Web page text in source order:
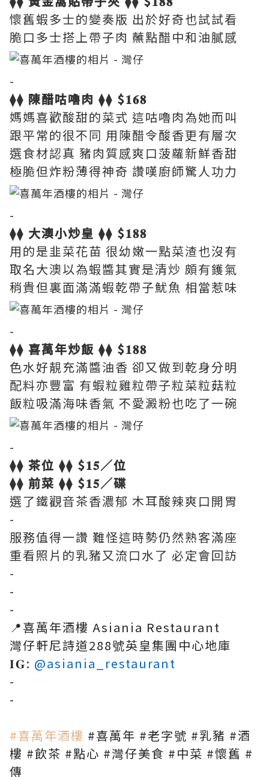
懷舊蝦多士的變奏版 出於好奇也試試看
脆口多士搭上帶子肉 蘸點醋中和油膩感
-
⧫⧫ 陳醋咕嚕肉 ⧫⧫ $𝟏𝟔𝟖
媽媽喜歡酸甜的菜式 這咕嚕肉為她而叫
跟平常的很不同 用陳醋令酸香更有層次
選食材認真 豬肉質感爽口菠蘿新鮮香甜
極脆但炸粉薄得神奇 讚嘆廚師驚人功力
-
⧫⧫ 大澳小炒皇 ⧫⧫ $𝟏𝟖𝟖
用的是韭菜花苗 很幼嫩一點菜渣也沒有
取名大澳以為蝦醬其實是清炒 頗有鑊氣
稍貴但裏面滿滿蝦乾帶子魷魚 相當惹味
-
⧫⧫ 喜萬年炒飯 ⧫⧫ $𝟏𝟖𝟖
色水好靚充滿醬油香 卻又做到乾身分明
配料亦豐富 有蝦粒雞粒帶子粒菜粒菇粒
飯粒吸滿海味香氣 不愛澱粉也吃了一碗
-
⧫⧫ 茶位 ⧫⧫ $𝟏𝟓／位
⧫⧫ 前菜 ⧫⧫ $𝟏𝟓／碟
選了鐵觀音茶香濃郁 木耳酸辣爽口開胃
-
服務值得一讚 難怪這時勢仍然熟客滿座
重看照片的乳豬又流口水了 必定會回訪
-
-
-
📍喜萬年酒樓 Asiania Restaurant
灣仔軒尼詩道288號英皇集團中心地庫
𝐈𝐆: @asiania_restaurant
-
-
#喜萬年酒樓 #喜萬年 #老字號 #乳豬 #酒
樓 #飲茶 #點心 #灣仔美食 #中菜 #懷舊 #
傳